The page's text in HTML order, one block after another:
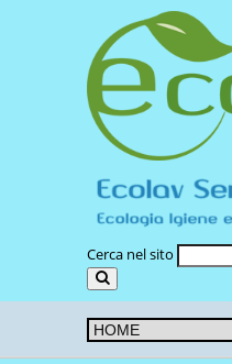
Cerca nel sito